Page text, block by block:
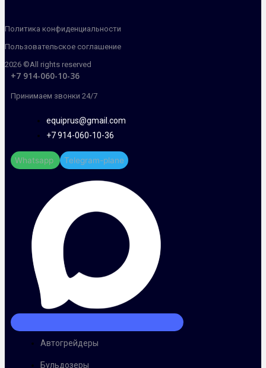
Политика конфиденциальности
Пользовательское соглашение
2026 ©All rights reserved
+7 914-060-10-36
Принимаем звонки 24/7
equiprus@gmail.com
+7 914-060-10-36
Whatsapp Telegram-plane
Автогрейдеры
Бульдозеры